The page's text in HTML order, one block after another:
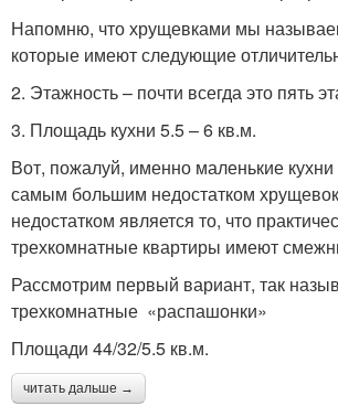
Напомню, что хрущевками мы
которые имеют следующие
2. Этажность – почти всегда это пять
3. Площадь кухни 5.5 – 6 кв.м.
Вот, пожалуй, именно маленькие
самым большим недостатком
недостатком является то, что
трехкомнатные квартиры имеют
Рассмотрим первый вариант, так
трехкомнатные «распашонки»
Площади 44/32/5.5 кв.м.
читать дальше →